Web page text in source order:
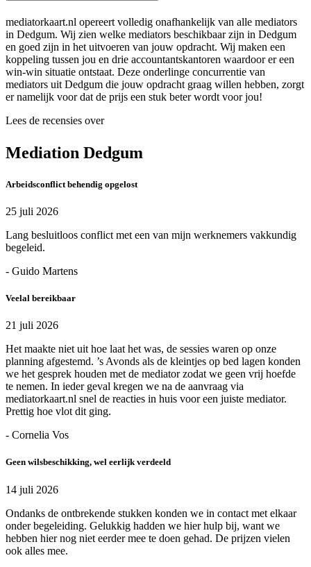
mediatorkaart.nl opereert volledig onafhankelijk van alle mediators
in Dedgum. Wij zien welke mediators beschikbaar zijn in Dedgum
en goed zijn in het uitvoeren van jouw opdracht. Wij maken een
koppeling tussen jou en drie accountantskantoren waardoor er een
win-win situatie ontstaat. Deze onderlinge concurrentie van
mediators uit Dedgum die jouw opdracht graag willen hebben, zorgt
er namelijk voor dat de prijs een stuk beter wordt voor jou!
Lees de recensies over
Mediation Dedgum
Arbeidsconflict behendig opgelost
25 juli 2026
Lang besluitloos conflict met een van mijn werknemers vakkundig
begeleid.
- Guido Martens
Veelal bereikbaar
21 juli 2026
Het maakte niet uit hoe laat het was, de sessies waren op onze
planning afgestemd. ’s Avonds als de kleintjes op bed lagen konden
we het gesprek houden met de mediator zodat we geen vrij hoefde
te nemen. In ieder geval kregen we na de aanvraag via
mediatorkaart.nl snel de reacties in huis voor een juiste mediator.
Prettig hoe vlot dit ging.
- Cornelia Vos
Geen wilsbeschikking, wel eerlijk verdeeld
14 juli 2026
Ondanks de ontbrekende stukken konden we in contact met elkaar
onder begeleiding. Gelukkig hadden we hier hulp bij, want we
hebben hier nog niet eerder mee te doen gehad. De prijzen vielen
ook alles mee.